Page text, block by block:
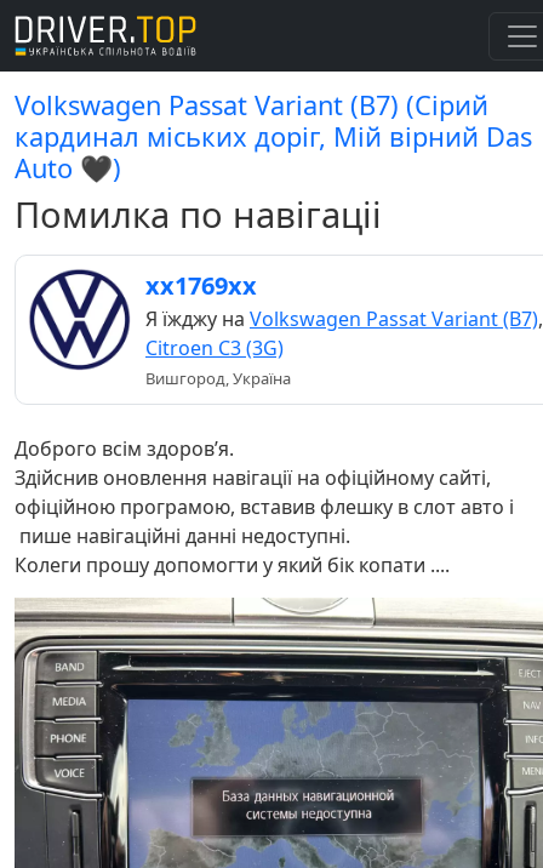
Volkswagen Passat Variant (B7) (Сірий
кардинал міських доріг, Мій вірний Das
Auto 🖤)
Помилка по навігаціі
хх1769хх
Я їжджу на Volkswagen Passat Variant (B7),
Citroen C3 (3G)
Вишгород, Україна
Доброго всім здоровʼя.
Здійснив оновлення навігації на офіційному сайті,
офіційною програмою, вставив флешку в слот авто і
пише навігаційні данні недоступні.
Колеги прошу допомогти у який бік копати ....